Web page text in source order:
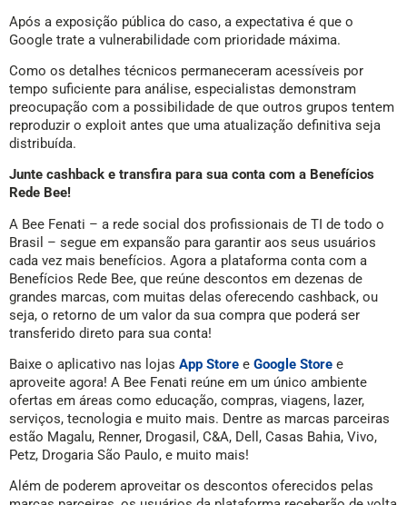
Após a exposição pública do caso, a expectativa é que o
Google trate a vulnerabilidade com prioridade máxima.
Como os detalhes técnicos permaneceram acessíveis por
tempo suficiente para análise, especialistas demonstram
preocupação com a possibilidade de que outros grupos tentem
reproduzir o exploit antes que uma atualização definitiva seja
distribuída.
Junte cashback e transfira para sua conta com a Benefícios
Rede Bee!
A Bee Fenati – a rede social dos profissionais de TI de todo o
Brasil – segue em expansão para garantir aos seus usuários
cada vez mais benefícios. Agora a plataforma conta com a
Benefícios Rede Bee, que reúne descontos em dezenas de
grandes marcas, com muitas delas oferecendo cashback, ou
seja, o retorno de um valor da sua compra que poderá ser
transferido direto para sua conta!
Baixe o aplicativo nas lojas App Store e Google Store e
aproveite agora! A Bee Fenati reúne em um único ambiente
ofertas em áreas como educação, compras, viagens, lazer,
serviços, tecnologia e muito mais. Dentre as marcas parceiras
estão Magalu, Renner, Drogasil, C&A, Dell, Casas Bahia, Vivo,
Petz, Drogaria São Paulo, e muito mais!
Além de poderem aproveitar os descontos oferecidos pelas